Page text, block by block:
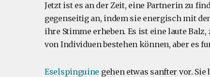
Jetzt ist es an der Zeit, eine Partnerin zu
gegenseitig an, indem sie energisch mit
ihre Stimme erheben. Es ist eine laute
von Individuen bestehen können, aber es
Eselspinguine gehen etwas sanfter vor.